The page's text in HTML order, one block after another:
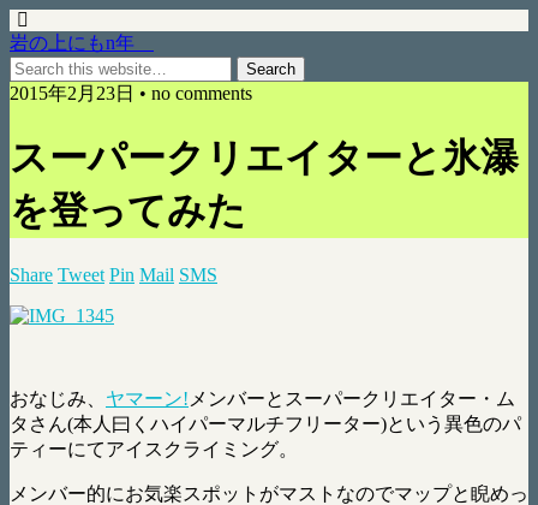
岩の上にもn年
2015年2月23日 • no comments
スーパークリエイターと氷瀑
を登ってみた
Share Tweet Pin Mail SMS
おなじみ、 ヤマーン! メンバーとスーパークリエイター・ム
タさん(本人曰くハイパーマルチフリーター)という異色のパ
ティーにてアイスクライミング。
メンバー的にお気楽スポットがマストなのでマップと睨めっ